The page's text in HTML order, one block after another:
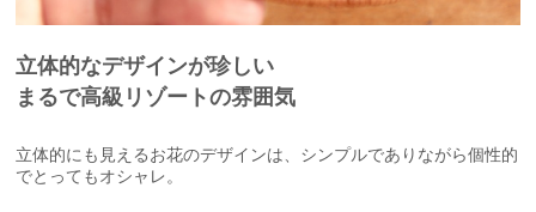
立体的なデザインが珍しい
まるで高級リゾートの雰囲気
立体的にも見えるお花のデザインは、シンプルでありながら個性的
でとってもオシャレ。